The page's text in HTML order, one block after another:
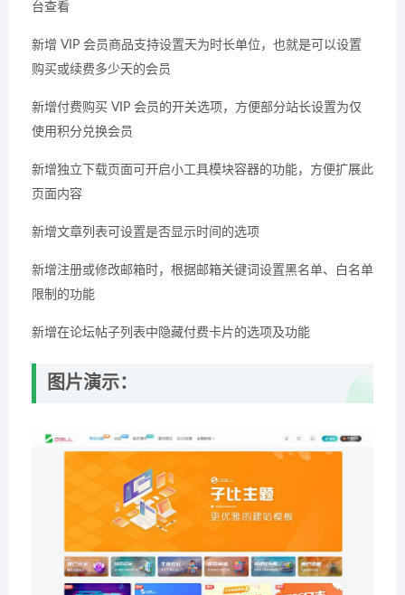
台查看
新增 VIP 会员商品支持设置天为时长单位，也就是可以设置
购买或续费多少天的会员
新增付费购买 VIP 会员的开关选项，方便部分站长设置为仅
使用积分兑换会员
新增独立下载页面可开启小工具模块容器的功能，方便扩展此
页面内容
新增文章列表可设置是否显示时间的选项
新增注册或修改邮箱时，根据邮箱关键词设置黑名单、白名单
限制的功能
新增在论坛帖子列表中隐藏付费卡片的选项及功能
图片演示：